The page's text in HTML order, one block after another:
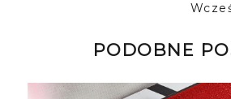
PODOBNE